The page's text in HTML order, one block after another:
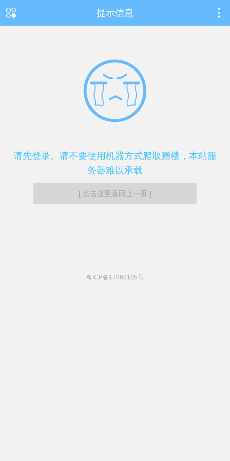
提示信息
请先登录。请不要使用机器方式爬取赠楼，本站服
务器难以承载
[ 点击这里返回上一页 ]
粤ICP备17068105号